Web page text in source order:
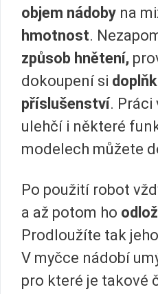
objem nádoby na
hmotnost.
způsob hnětení,
dokoupení si
příslušenství. Práci
ulehčí i některé
modelech můžete
Po použití robot
a až potom ho
Prodloužíte tak jeho
V myčce nádobí
pro které je takové